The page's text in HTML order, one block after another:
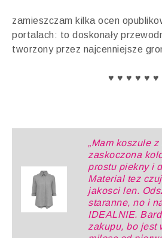
zamieszczam kilka ocen
portalach: to doskonały
tworzony przez najcenniejsze
♥ ♥ ♥ ♥ ♥ ♥
„Mam koszule
zaskoczona
prostu piekny i
Material tez
jakosci len.
staranne, no i
IDEALNIE.
zakupu, bo jest